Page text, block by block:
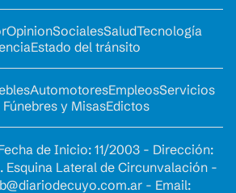
OpinionSocialesSaludTecnología
Estado del tránsito
AutomotoresEmpleosServicios
y MisasEdictos
de Inicio: 11/2003 - Dirección:
Esquina Lateral de Circunvalación -
- Email: